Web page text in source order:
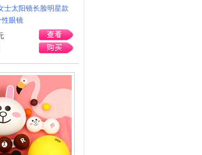
士太阳镜长脸明星款
性眼镜